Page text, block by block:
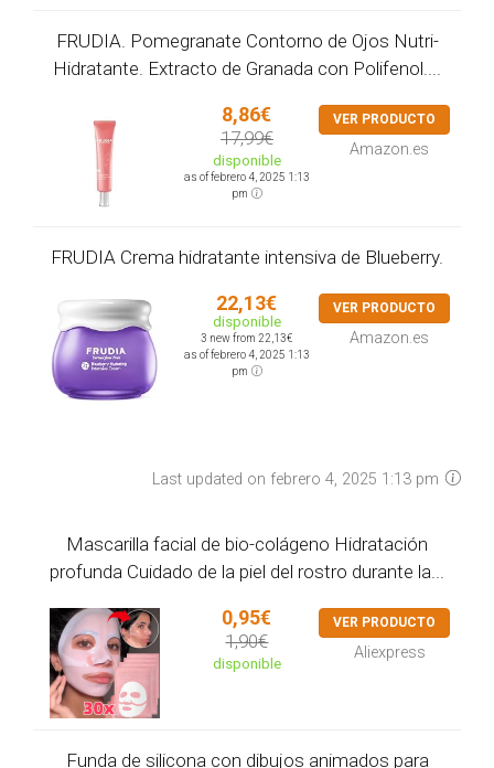
FRUDIA. Pomegranate Contorno de Ojos Nutri-
Hidratante. Extracto de Granada con Polifenol....
8,86€
17,99€
disponible
as of febrero 4, 2025 1:13
pm
VER PRODUCTO
Amazon.es
FRUDIA Crema hidratante intensiva de Blueberry.
22,13€
disponible
3 new from 22,13€
as of febrero 4, 2025 1:13
pm
VER PRODUCTO
Amazon.es
Last updated on febrero 4, 2025 1:13 pm
Mascarilla facial de bio-colágeno Hidratación
profunda Cuidado de la piel del rostro durante la...
0,95€
1,90€
disponible
VER PRODUCTO
Aliexpress
Funda de silicona con dibujos animados para